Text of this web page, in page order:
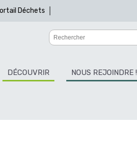
Déchets
DÉCOUVRIR NOUS REJOINDRE !